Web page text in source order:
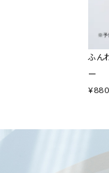
ふん
ー
¥880